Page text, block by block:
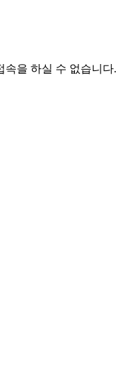
속을 하실 수 없습니다.